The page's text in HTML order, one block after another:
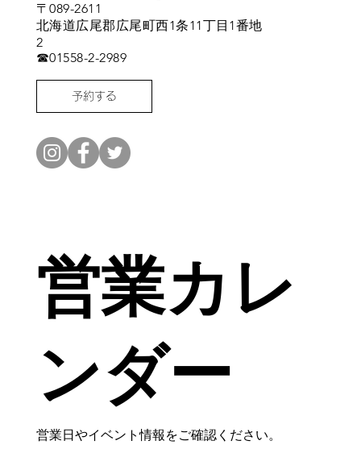
〒089-2611
北海道広尾郡広尾町西1条11丁目1番地
2
​☎01558-2-2989
予約する
営業カレ
ンダー
営業日やイベント情報をご確認ください。